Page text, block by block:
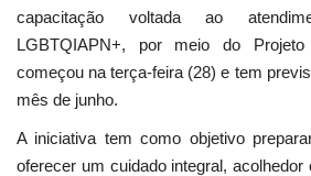
capacitação voltada ao
LGBTQIAPN+, por meio do
começou na terça-feira (28) e tem
mês de junho.
A iniciativa tem como objetivo
oferecer um cuidado integral,